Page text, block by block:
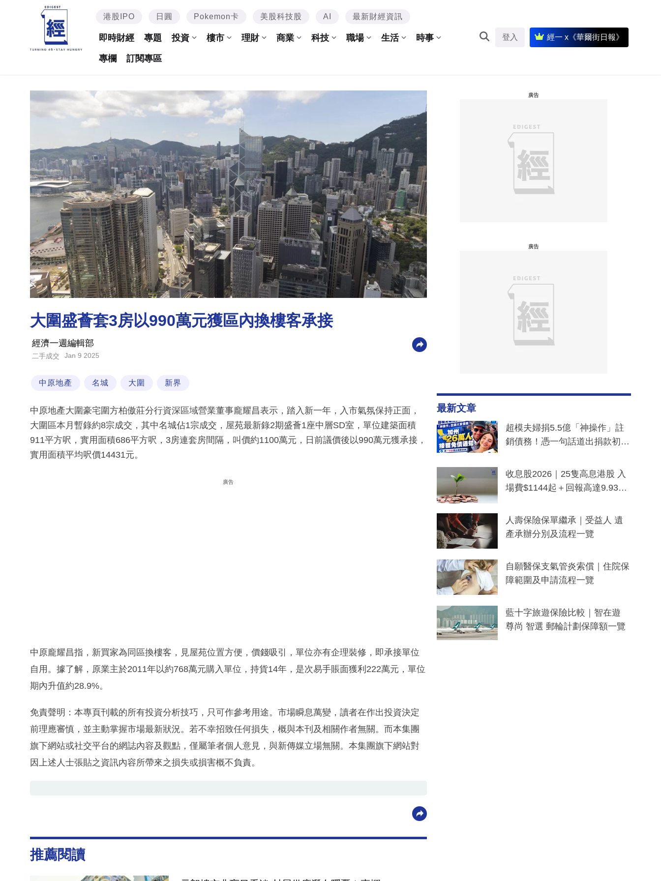
港股IPO 日圓 Pokemon卡 美股科技股 AI 最新財經資訊
即時財經 專題 投資 樓市 理財 商業 科技 職場 生活 時事
專欄 訂閱專區
登入 經一 x《華爾街日報》
大圍盛薈套3房以990萬元獲區內換樓客承接
經濟一週編輯部
二手成交 Jan 9 2025
中原地產 名城 大圍 新界
中原地產大圍豪宅圍方柏傲莊分行資深區域營業董事龐耀昌表示，踏入新一年，入市氣氛保持正面，
大圍區本月暫錄約8宗成交，其中名城佔1宗成交，屋苑最新錄2期盛薈1座中層SD室，單位建築面積
911平方呎，實用面積686平方呎，3房連套房間隔，叫價約1100萬元，日前議價後以990萬元獲承接，
實用面積平均呎價14431元。
廣告
中原龐耀昌指，新買家為同區換樓客，見屋苑位置方便，價錢吸引，單位亦有企理裝修，即承接單位
自用。據了解，原業主於2011年以約768萬元購入單位，持貨14年，是次易手賬面獲利222萬元，單位
期內升值約28.9%。
免責聲明：本專頁刊載的所有投資分析技巧，只可作參考用途。市場瞬息萬變，讀者在作出投資決定
前理應審慎，並主動掌握市場最新狀況。若不幸招致任何損失，概與本刊及相關作者無關。而本集團
旗下網站或社交平台的網誌內容及觀點，僅屬筆者個人意見，與新傳媒立場無關。本集團旗下網站對
因上述人士張貼之資訊內容所帶來之損失或損害概不負責。
推薦閱讀
廣告
廣告
最新文章
超模夫婦捐5.5億「神操作」註
銷債務！憑一句話道出捐款初
一度被誤當詐騙手段
收息股2026｜25隻高息港股 入
場費$1144起＋回報高達9.93
人壽保險保單繼承｜受益人 遺
產承辦分別及流程一覽
自願醫保支氣管炎索償｜住院保
障範圍及申請流程一覽
藍十字旅遊保險比較｜智在遊
尊尚 智選 郵輪計劃保障額一覽